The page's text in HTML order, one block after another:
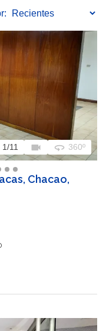
1/11 videocam 360 360º
Chacao,